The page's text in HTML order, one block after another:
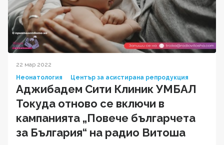
22 мар 2022
Неонатология
Център за асистирана репродукция
Аджибадем Сити Клиник УМБАЛ
Токуда отново се включи в
кампанията „Повече българчета
за България“ на радио Витоша